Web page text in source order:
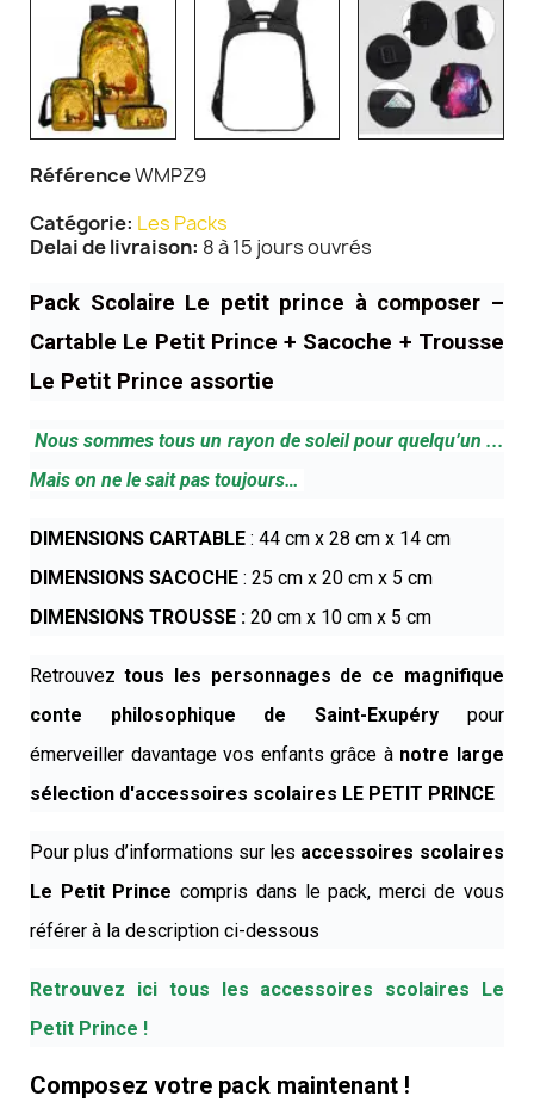
RéférenceWMPZ9
Catégorie Les Packs
Delai de livraison 8 à 15 jours ouvrés
Pack Scolaire Le petit prince à composer –
Cartable Le Petit Prince + Sacoche + Trousse
Le Petit Prince assortie
Nous sommes tous un rayon de soleil pour quelqu’un ...
Mais on ne le sait pas toujours…
DIMENSIONS CARTABLE : 44 cm x 28 cm x 14 cm
DIMENSIONS SACOCHE : 25 cm x 20 cm x 5 cm
DIMENSIONS TROUSSE : 20 cm x 10 cm x 5 cm
Retrouvez tous les personnages de ce magnifique
conte philosophique de Saint-Exupéry pour
émerveiller davantage vos enfants grâce à notre large
sélection d'accessoires scolaires LE PETIT PRINCE
Pour plus d’informations sur les accessoires scolaires
Le Petit Prince compris dans le pack, merci de vous
référer à la description ci-dessous
Retrouvez ici tous les accessoires scolaires Le
Petit Prince !
Composez votre pack maintenant !